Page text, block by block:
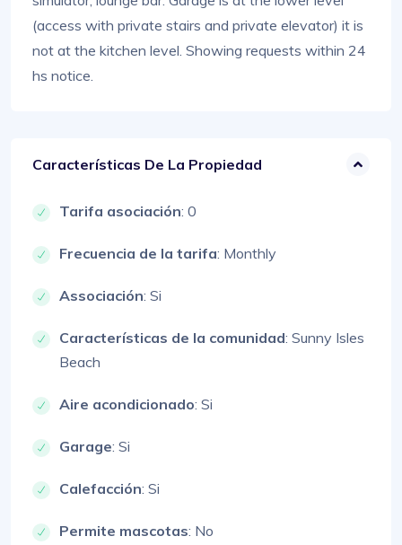
(access with private stairs and private elevator) it is
not at the kitchen level. Showing requests within 24
hs notice.
Características De La Propiedad
Tarifa asociación: 0
Frecuencia de la tarifa: Monthly
Associación: Si
Características de la comunidad: Sunny Isles
Beach
Aire acondicionado: Si
Garage: Si
Calefacción: Si
Permite mascotas: No